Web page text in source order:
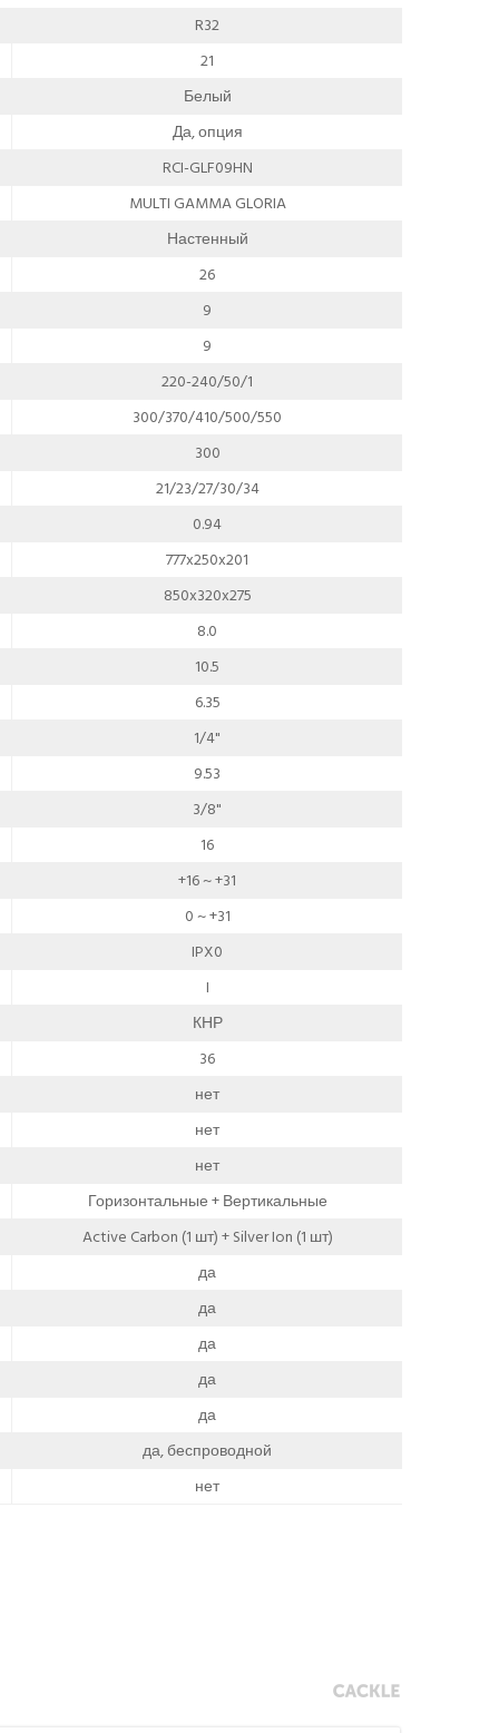
R32
21
Белый
Да, опция
RCI-GLF09HN
MULTI GAMMA GLORIA
Настенный
26
9
9
220-240/50/1
300/370/410/500/550
300
21/23/27/30/34
0.94
777x250x201
850x320x275
8.0
10.5
6.35
1/4"
9.53
3/8"
16
+16 ~ +31
0 ~ +31
IPX0
I
КНР
36
нет
нет
нет
Горизонтальные + Вертикальные
Active Carbon (1 шт) + Silver Ion (1 шт)
да
да
да
да
да
да, беспроводной
нет